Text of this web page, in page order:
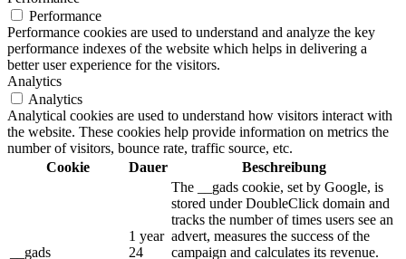
Performance
Performance cookies are used to understand and analyze the key
performance indexes of the website which helps in delivering a
better user experience for the visitors.
Analytics
Analytics
Analytical cookies are used to understand how visitors interact with
the website. These cookies help provide information on metrics the
number of visitors, bounce rate, traffic source, etc.
Cookie
Dauer Beschreibung
__gads
1 year
24
The __gads cookie, set by Google, is
stored under DoubleClick domain and
tracks the number of times users see an
advert, measures the success of the
campaign and calculates its revenue.